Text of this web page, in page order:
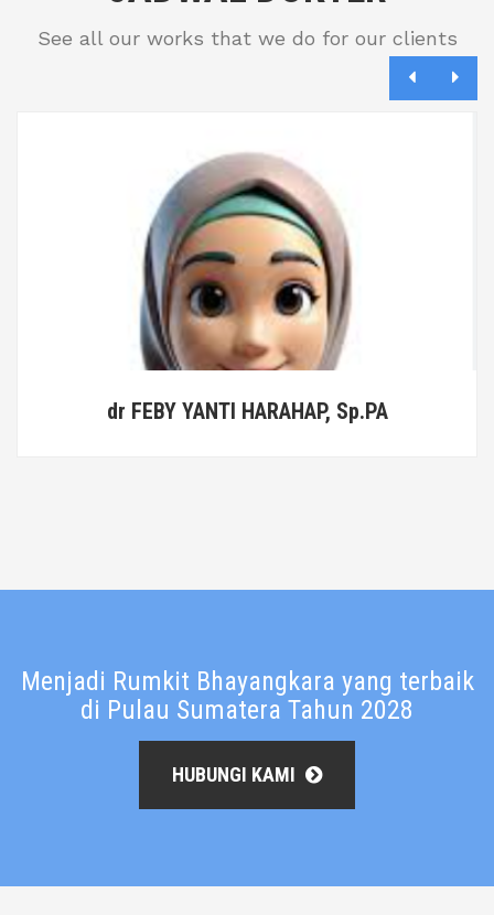
See all our works that we do for our clients
dr FEBY YANTI HARAHAP, Sp.PA
Menjadi Rumkit Bhayangkara yang terbaik
di Pulau Sumatera Tahun 2028
HUBUNGI KAMI